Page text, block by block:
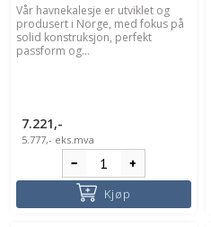
Vår havnekalesje er utviklet og
produsert i Norge, med fokus på
solid konstruksjon, perfekt
passform og...
7.221,-
5.777,- eks.mva
Kjøp